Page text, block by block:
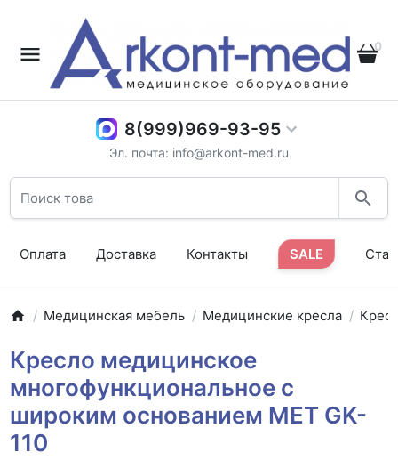
0
8(999)969-93-95
Эл. почта: info@arkont-med.ru
Оплата Доставка Контакты SALE
Медицинская мебель Медицинские кресла
Кресло медицинское
многофункциональное с
широким основанием МЕТ GK-
110